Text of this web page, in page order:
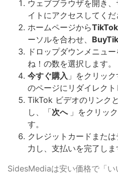
ウェブブラウザを開き
イトにアクセスしてくだ
ホームページから
ーソルを合わせ、
ドロップダウンメニュ
ね！の数を選択します。
今すぐ購入 」をクリッ
のページにリダイレクト
TikTok ビデオのリンク
し、「次へ 」をクリッ
す。
クレジットカードまた
力し、支払いを完了しま
SidesMediaは安い価格で「